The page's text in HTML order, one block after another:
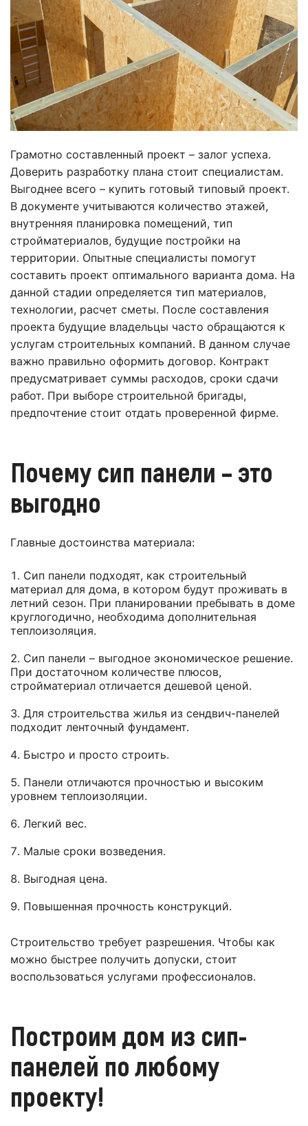
Грамотно составленный проект – залог успеха.
Доверить разработку плана стоит специалистам.
Выгоднее всего – купить готовый типовый проект.
В документе учитываются количество этажей,
внутренняя планировка помещений, тип
стройматериалов, будущие постройки на
территории. Опытные специалисты помогут
составить проект оптимального варианта дома. На
данной стадии определяется тип материалов,
технологии, расчет сметы. После составления
проекта будущие владельцы часто обращаются к
услугам строительных компаний. В данном случае
важно правильно оформить договор. Контракт
предусматривает суммы расходов, сроки сдачи
работ. При выборе строительной бригады,
предпочтение стоит отдать проверенной фирме.
Почему сип панели – это
выгодно
Главные достоинства материала:
Сип панели подходят, как строительный
материал для дома, в котором будут проживать в
летний сезон. При планировании пребывать в доме
круглогодично, необходима дополнительная
теплоизоляция.
Сип панели – выгодное экономическое решение.
При достаточном количестве плюсов,
стройматериал отличается дешевой ценой.
Для строительства жилья из сендвич-панелей
подходит ленточный фундамент.
Быстро и просто строить.
Панели отличаются прочностью и высоким
уровнем теплоизоляции.
Легкий вес.
Малые сроки возведения.
Выгодная цена.
Повышенная прочность конструкций.
Строительство требует разрешения. Чтобы как
можно быстрее получить допуски, стоит
воспользоваться услугами профессионалов.
Построим дом из сип-
панелей по любому
проекту!